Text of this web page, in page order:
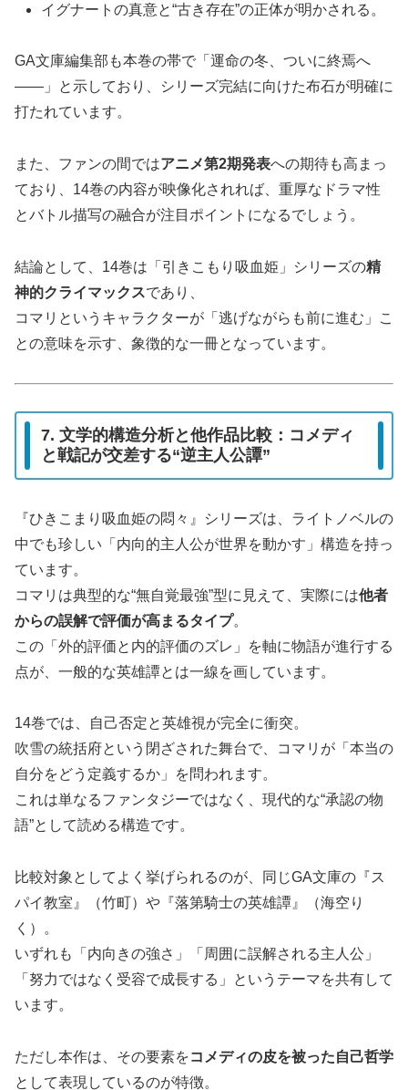
イグナートの真意と“古き存在”の正体が明かされる。
GA文庫編集部も本巻の帯で「運命の冬、ついに終焉へ
――」と示しており、シリーズ完結に向けた布石が明確に
打たれています。
また、ファンの間ではアニメ第2期発表への期待も高まっ
ており、14巻の内容が映像化されれば、重厚なドラマ性
とバトル描写の融合が注目ポイントになるでしょう。
結論として、14巻は「引きこもり吸血姫」シリーズの精
神的クライマックスであり、
コマリというキャラクターが「逃げながらも前に進む」こ
との意味を示す、象徴的な一冊となっています。
7. 文学的構造分析と他作品比較：コメディ
と戦記が交差する“逆主人公譚”
『ひきこまり吸血姫の悶々』シリーズは、ライトノベルの
中でも珍しい「内向的主人公が世界を動かす」構造を持っ
ています。
コマリは典型的な“無自覚最強”型に見えて、実際には他者
からの誤解で評価が高まるタイプ。
この「外的評価と内的評価のズレ」を軸に物語が進行する
点が、一般的な英雄譚とは一線を画しています。
14巻では、自己否定と英雄視が完全に衝突。
吹雪の統括府という閉ざされた舞台で、コマリが「本当の
自分をどう定義するか」を問われます。
これは単なるファンタジーではなく、現代的な“承認の物
語”として読める構造です。
比較対象としてよく挙げられるのが、同じGA文庫の『ス
パイ教室』（竹町）や『落第騎士の英雄譚』（海空り
く）。
いずれも「内向きの強さ」「周囲に誤解される主人公」
「努力ではなく受容で成長する」というテーマを共有して
います。
ただし本作は、その要素をコメディの皮を被った自己哲学
として表現しているのが特徴。